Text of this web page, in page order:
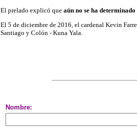
El prelado explicó que aún no se ha
El 5 de diciembre de 2016, el cardenal Kevin
Santiago y Colón - Kuna Yala.
Nombre: